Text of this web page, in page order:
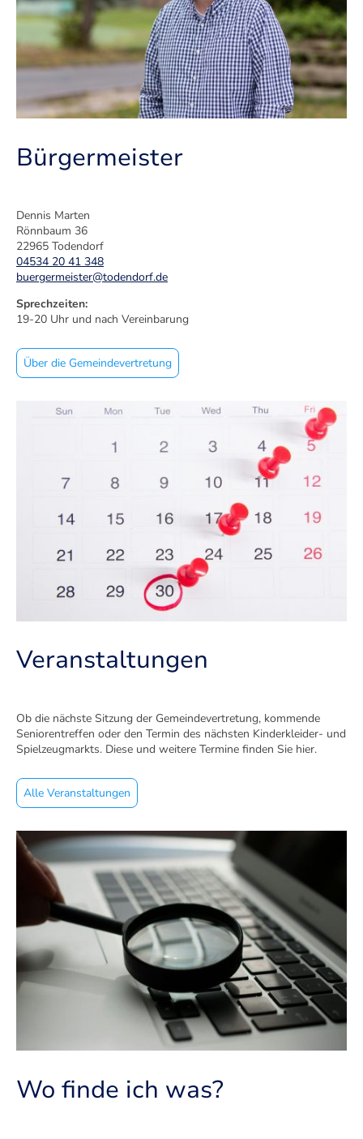
Bürgermeister
Dennis Marten
Rönnbaum 36
22965 Todendorf
04534 20 41 348
buergermeister@todendorf.de
Sprechzeiten:
19-20 Uhr und nach Vereinbarung
Über die Gemeindevertretung
Veranstaltungen
Ob die nächste Sitzung der Gemeindevertretung, kommende
Seniorentreffen oder den Termin des nächsten Kinderkleider- und
Spielzeugmarkts. Diese und weitere Termine finden Sie hier.
Alle Veranstaltungen
Wo finde ich was?